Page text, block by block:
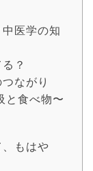
中医学の知
？
ながり
と食べ物〜
もはや